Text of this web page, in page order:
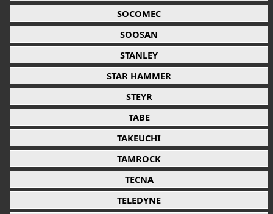
SOCOMEC
SOOSAN
STANLEY
STAR HAMMER
STEYR
TABE
TAKEUCHI
TAMROCK
TECNA
TELEDYNE